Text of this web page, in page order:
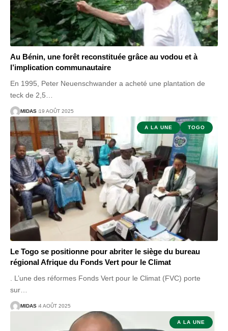
Au Bénin, une forêt reconstituée grâce au vodou et à
l’implication communautaire
En 1995, Peter Neuenschwander a acheté une plantation de
teck de 2,5
MIDAS 19 AOÛT 2025
A LA UNE TOGO
Le Togo se positionne pour abriter le siège du bureau
régional Afrique du Fonds Vert pour le Climat
. L’une des réformes Fonds Vert pour le Climat (FVC) porte
sur
MIDAS 4 AOÛT 2025
A LA UNE